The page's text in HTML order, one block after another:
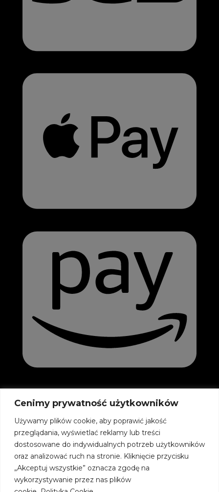
Cenimy prywatność użytkowników
Używamy plików cookie, aby poprawić jakość
przeglądania, wyświetlać reklamy lub treści
dostosowane do indywidualnych potrzeb użytkowników
oraz analizować ruch na stronie. Kliknięcie przycisku
„Akceptuj wszystkie” oznacza zgodę na
wykorzystywanie przez nas plików